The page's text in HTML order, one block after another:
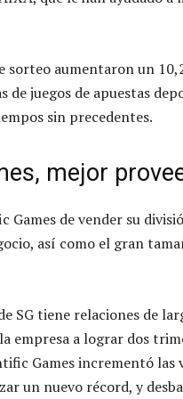
sorteo aumentaron un
de juegos de apuestas
sin precedentes.
mejor
Games de vender su
así como el gran
SG tiene relaciones de
empresa a lograr dos
Games incrementó
un nuevo récord, y